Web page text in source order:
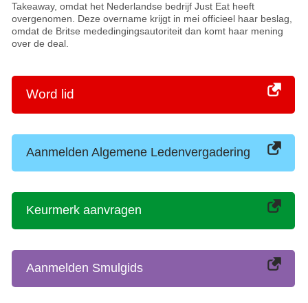
Takeaway, omdat het Nederlandse bedrijf Just Eat heeft
overgenomen. Deze overname krijgt in mei officieel haar beslag,
omdat de Britse mededingingsautoriteit dan komt haar mening
over de deal.
Word lid
Aanmelden Algemene Ledenvergadering
Keurmerk aanvragen
Aanmelden Smulgids